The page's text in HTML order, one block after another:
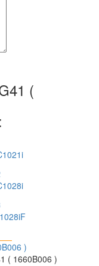
(
( 1660B006 )